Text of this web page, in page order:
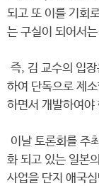
되고 또 이를 기회
는 구실이 되어서
즉, 김 교수의 입
하여 단독으로 제
하면서 개발하여야
이날 토론회를 주
화 되고 있는 일본
사업을 단지 애국